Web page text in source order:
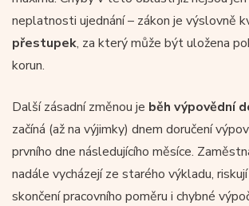
neplatnosti ujednání – zákon je výslovně
přestupek, za který může být uložena
korun.
Další zásadní změnou je běh výpovědní
začíná (až na výjimky) dnem doručení
prvního dne následujícího měsíce.
nadále vycházejí ze starého výkladu,
skončení pracovního poměru i chybné